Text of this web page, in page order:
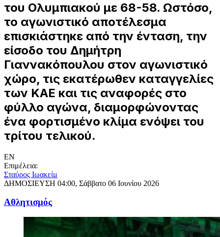
του Ολυμπιακού με 68-58. Ωστόσο,
το αγωνιστικό αποτέλεσμα
επισκιάστηκε από την ένταση, την
είσοδο του Δημήτρη
Γιαννακόπουλου στον αγωνιστικό
χώρο, τις εκατέρωθεν καταγγελίες
των ΚΑΕ και τις αναφορές στο
φύλλο αγώνα, διαμορφώνοντας
ένα φορτισμένο κλίμα ενόψει του
τρίτου τελικού.
EN
Επιμέλεια:
Σταύρος Ιωακείμ
ΔΗΜΟΣΙΕΥΣΗ 04:00, Σάββατο 06 Ιουνίου 2026
Αθλητισμός